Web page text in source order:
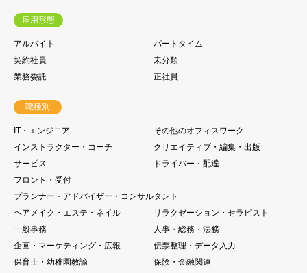
雇用形態
アルバイト
パートタイム
契約社員
未分類
業務委託
正社員
職種別
IT・エンジニア
その他のオフィスワーク
インストラクター・コーチ
クリエイティブ・編集・出版
サービス
ドライバー・配達
フロント・受付
プランナー・アドバイザー・コンサルタント
ヘアメイク・エステ・ネイル
リラクゼーション・セラピスト
一般事務
人事・総務・法務
企画・マーケティング・広報
伝票整理・データ入力
保育士・幼稚園教諭
保険・金融関連